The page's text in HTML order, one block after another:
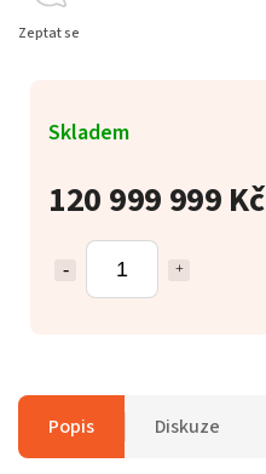
120 999 999 Kč
Skladem
Zeptat se
Popis Diskuze